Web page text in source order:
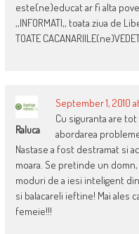
este(ne)educat ar fi alta
,,INFORMATI,, toata ziua de
TOATE
Raluca
September 1, 2010 at
Cu siguranta are
abordarea
Nastase a fost destramat si
moara. Se pretinde un
moduri de a iesi inteligent
si balacareli ieftine! Mai ales
femeie!!!